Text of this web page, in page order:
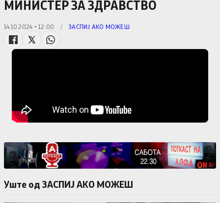
МИНИСТЕР ЗА ЗДРАВСТВО
14.10.2024 • 12:00 / ЗАСПИЈ АКО МОЖЕШ
Уште од ЗАСПИЈ АКО МОЖЕШ